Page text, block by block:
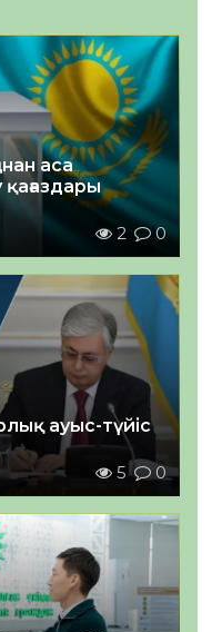
аса
2 0
ауыс-түйіс
5 0